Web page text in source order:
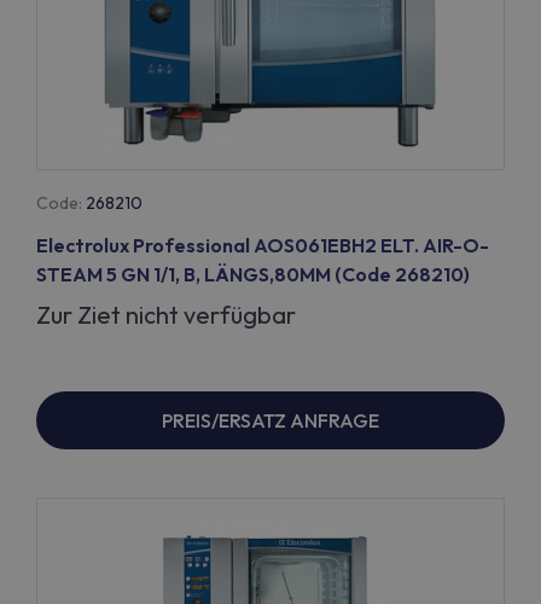
Code: 268210
Electrolux Professional AOS061EBH2 ELT. AIR-O-
STEAM 5 GN 1/1, B, LÄNGS,80MM (Code 268210)
Zur Ziet nicht verfügbar
PREIS/ERSATZ ANFRAGE